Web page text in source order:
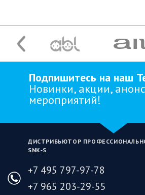
Подпишитесь на наш
Новинки, акции,
мероприятий!
ДИСТРИБЬЮТОР
SNK‑S
+7 495 797-97-78
+7 965 203-29-55